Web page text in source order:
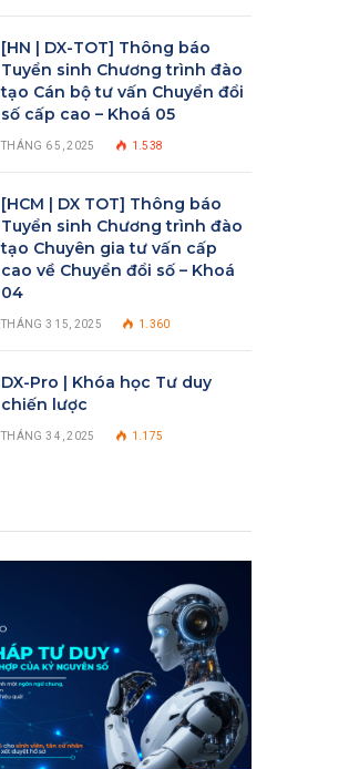
[HN | DX-TOT] Thông báo
Tuyển sinh Chương trình đào
tạo Cán bộ tư vấn Chuyển đổi
số cấp cao – Khoá 05
THÁNG 6 5, 2025 1.538
[HCM | DX TOT] Thông báo
Tuyển sinh Chương trình đào
tạo Chuyên gia tư vấn cấp
cao về Chuyển đổi số – Khoá
04
THÁNG 3 15, 2025 1.360
DX-Pro | Khóa học Tư duy
chiến lược
THÁNG 3 4, 2025 1.175